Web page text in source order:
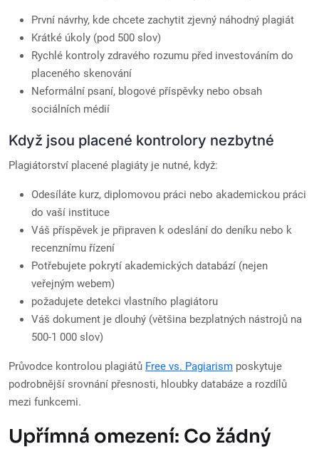
První návrhy, kde chcete zachytit zjevný náhodný plagiát
Krátké úkoly (pod 500 slov)
Rychlé kontroly zdravého rozumu před investováním do
placeného skenování
Neformální psaní, blogové příspěvky nebo obsah
sociálních médií
Když jsou placené kontrolory nezbytné
Plagiátorství placené plagiáty je nutné, když:
Odesíláte kurz, diplomovou práci nebo akademickou práci
do vaší instituce
Váš příspěvek je připraven k odeslání do deníku nebo k
recenznímu řízení
Potřebujete pokrytí akademických databází (nejen
veřejným webem)
požadujete detekci vlastního plagiátoru
Váš dokument je dlouhý (většina bezplatných nástrojů na
500-1 000 slov)
Průvodce kontrolou plagiátů Free vs. Pagiarism poskytuje
podrobnější srovnání přesnosti, hloubky databáze a rozdílů
mezi funkcemi.
Upřímná omezení: Co žádný